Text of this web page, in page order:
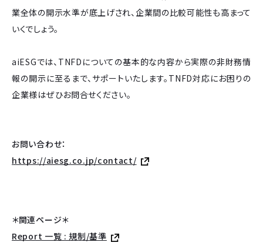
業全体の開示水準が底上げされ、企業間の比較可能性も高まって
いくでしょう。
aiESGでは、TNFDについての基本的な内容から実際の非財務情
報の開示に至るまで、サポートいたします。TNFD対応にお困りの
企業様はぜひお問合せください。
お問い合わせ：
https://aiesg.co.jp/contact/
＊関連ページ＊
Report 一覧 : 規制/基準